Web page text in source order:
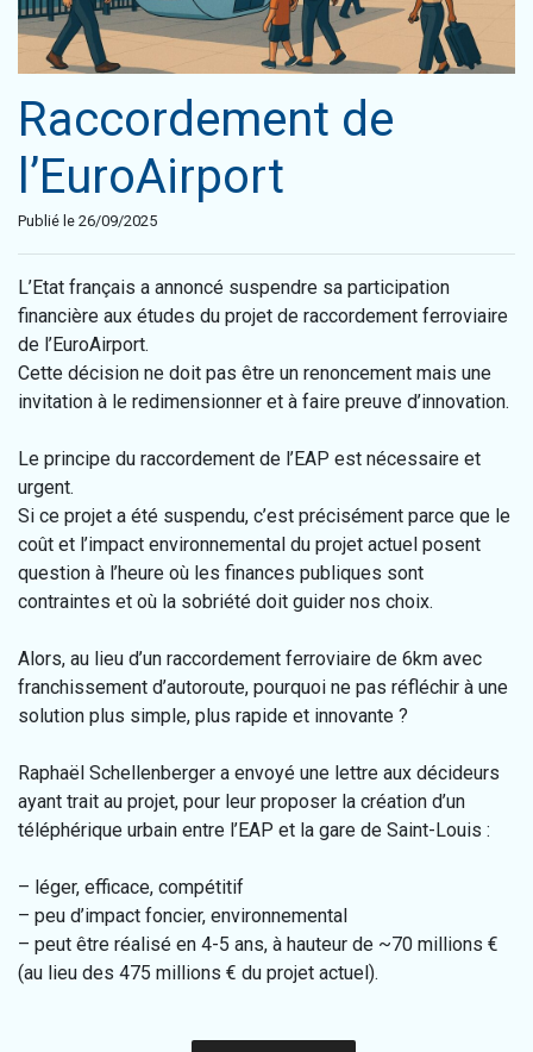
Raccordement de
l’EuroAirport
Publié le 26/09/2025
L’Etat français a annoncé suspendre sa participation
financière aux études du projet de raccordement ferroviaire
de l’EuroAirport.
Cette décision ne doit pas être un renoncement mais une
invitation à le redimensionner et à faire preuve d’innovation.
Le principe du raccordement de l’EAP est nécessaire et
urgent.
Si ce projet a été suspendu, c’est précisément parce que le
coût et l’impact environnemental du projet actuel posent
question à l’heure où les finances publiques sont
contraintes et où la sobriété doit guider nos choix.
Alors, au lieu d’un raccordement ferroviaire de 6km avec
franchissement d’autoroute, pourquoi ne pas réfléchir à une
solution plus simple, plus rapide et innovante ?
Raphaël Schellenberger a envoyé une lettre aux décideurs
ayant trait au projet, pour leur proposer la création d’un
téléphérique urbain entre l’EAP et la gare de Saint-Louis :
– léger, efficace, compétitif
– peu d’impact foncier, environnemental
– peut être réalisé en 4-5 ans, à hauteur de ~70 millions €
(au lieu des 475 millions € du projet actuel).